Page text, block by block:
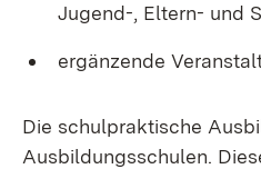
Jugend-, Eltern- und
ergänzende
Die schulpraktische
Ausbildungsschulen.